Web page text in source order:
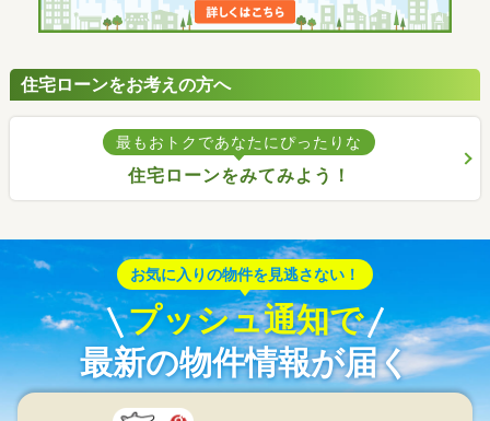
住宅ローンをお考えの方へ
最もおトクであなたにぴったりな
住宅ローンをみてみよう！
お気に入りの物件を見逃さない！
プッシュ通知で
最新の物件情報が届く